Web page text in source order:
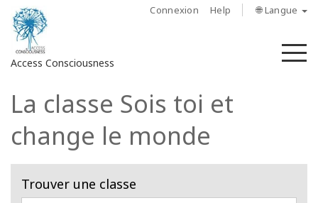
Connexion Help 🌐 Langue
Access Consciousness
Connectez-
sur
La classe Sois toi et
change le monde
Trouver une classe